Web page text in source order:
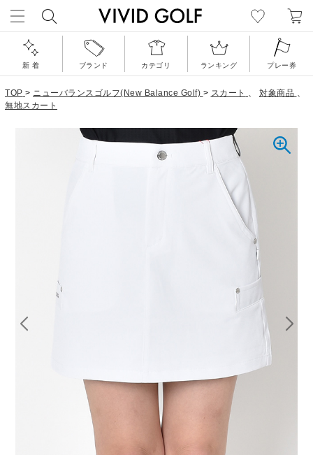
新 着 ブランド カテゴリ ランキング プレー券
TOP > ニューバランスゴルフ(New Balance Golf) > スカート 、 対象商品 、
無地スカート